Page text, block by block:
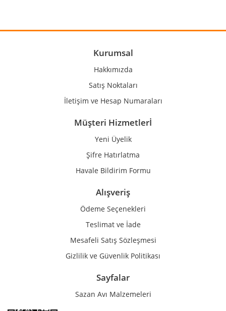
Ürün açıklamasında eksik bilgiler bulunuyor.
Ürün bilgilerinde hatalar bulunuyor.
Gönder
Kurumsal
Hakkımızda
Satış Noktaları
İletişim ve Hesap Numaraları
Müşteri Hizmetlerİ
Yeni Üyelik
Şifre Hatırlatma
Havale Bildirim Formu
Alışveriş
Ödeme Seçenekleri
Teslimat ve İade
Mesafeli Satış Sözleşmesi
Gizlilik ve Güvenlik Politikası
Sayfalar
Sazan Avı Malzemeleri